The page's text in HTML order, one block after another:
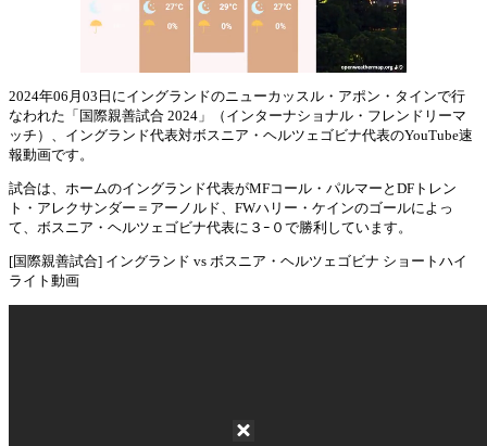
Mute
2024年06月03日にイングランドのニューカッスル・アポン・タインで行
なわれた「国際親善試合 2024」（インターナショナル・フレンドリーマ
ッチ）、イングランド代表対ボスニア・ヘルツェゴビナ代表のYouTube速
報動画です。
試合は、ホームのイングランド代表がMFコール・パルマーとDFトレン
ト・アレクサンダー＝アーノルド、FWハリー・ケインのゴールによっ
て、ボスニア・ヘルツェゴビナ代表に３ｰ０で勝利しています。
[国際親善試合] イングランド vs ボスニア・ヘルツェゴビナ ショートハイ
ライト動画